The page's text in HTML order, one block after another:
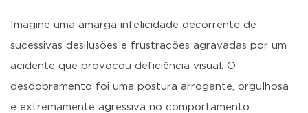
Imagine uma amarga infelicidade decorrente de
sucessivas desilusões e frustrações agravadas por um
acidente que provocou deficiência visual. O
desdobramento foi uma postura arrogante, orgulhosa
e extremamente agressiva no comportamento.